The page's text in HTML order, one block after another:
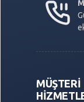
MÜŞTERİ